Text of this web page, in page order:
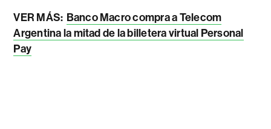
VER MÁS: Banco Macro compra a Telecom
Argentina la mitad de la billetera virtual Personal
Pay